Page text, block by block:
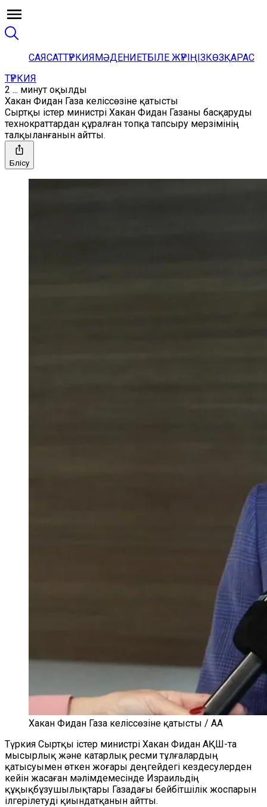
САЯСАТТҮРКИЯМӘДЕНИЕТБІЛЕ ЖҮРІҢІЗКӨЗҚАРАС
ТҮРКИЯ
2 ... минут оқылды
Хакан Фидан Газа келіссөзіне қатысты
Сыртқы істер министрі Хакан Фидан Газаны басқаруды
технократтардан құралған топқа тапсыру мерзімінің
талқыланғанын айтты.
Бөлісу
Хакан Фидан Газа келіссөзіне қатысты / AA
Түркия Сыртқы істер министрі Хакан Фидан АҚШ-та
мысырлық және катарлық ресми тұлғалардың
қатысуымен өткен жоғары деңгейдегі кездесулерден
кейін жасаған мәлімдемесінде Израильдің
құқықбұзушылықтары Газадағы бейбітшілік жоспарын
ілгерілетуді қиындатқанын айтты.